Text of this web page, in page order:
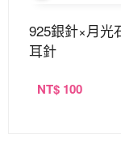
925銀針×月光
耳針
NT$ 100